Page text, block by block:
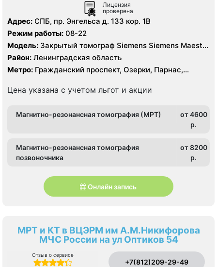
Лицензия
проверена
Адрес: СПБ, пр. Энгельса д. 133 кор. 1В
Режим работы: 08-22
Модель: Закрытый томограф Siemens Siemens Maestro
Class 1.5 Тесла
Район: Ленинградская область
Метро: Гражданский проспект, Озерки, Парнас,
Цена указана с учетом льгот и акции
Магнитно-резонансная томография (МРТ)
от 4600
p.
Магнитно-резонансная томография
позвоночника
от 8200
p.
Онлайн запись
МРТ и КТ в ВЦЭРМ им А.М.Никифорова
МЧС России на ул Оптиков 54
Отзыв о сервисе
+7(812)209-29-49